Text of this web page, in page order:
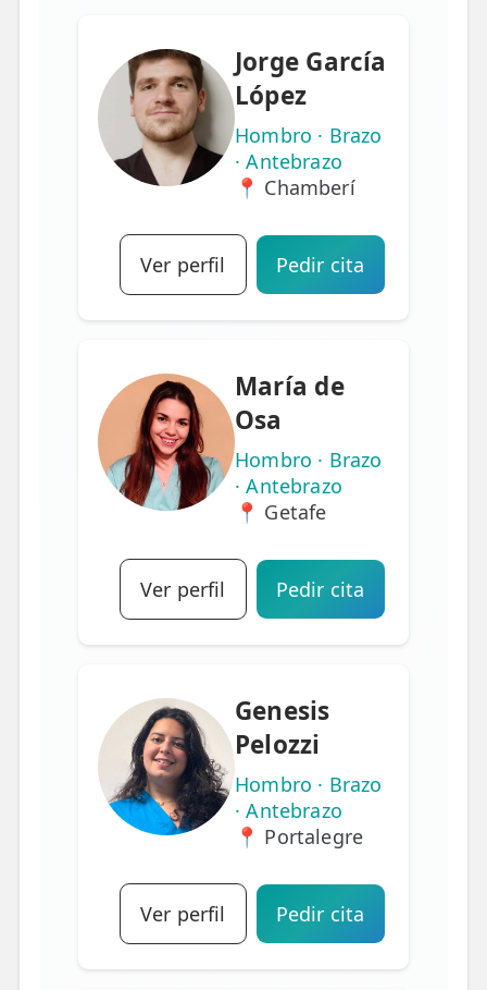
Jorge García
López
Hombro · Brazo
· Antebrazo
📍 Chamberí
Ver perfil Pedir cita
María de
Osa
Hombro · Brazo
· Antebrazo
📍 Getafe
Ver perfil Pedir cita
Genesis
Pelozzi
Hombro · Brazo
· Antebrazo
📍 Portalegre
Ver perfil Pedir cita